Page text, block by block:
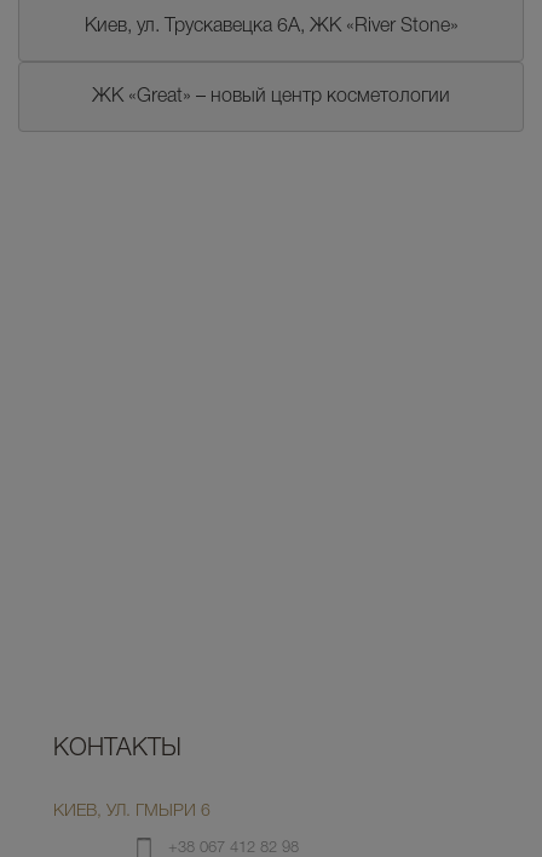
Киев, ул. Трускавецка 6А, ЖК «River Stone»
ЖК «Great» – новый центр косметологии
КОНТАКТЫ
КИЕВ, УЛ. ГМЫРИ 6
+38 067 412 82 98